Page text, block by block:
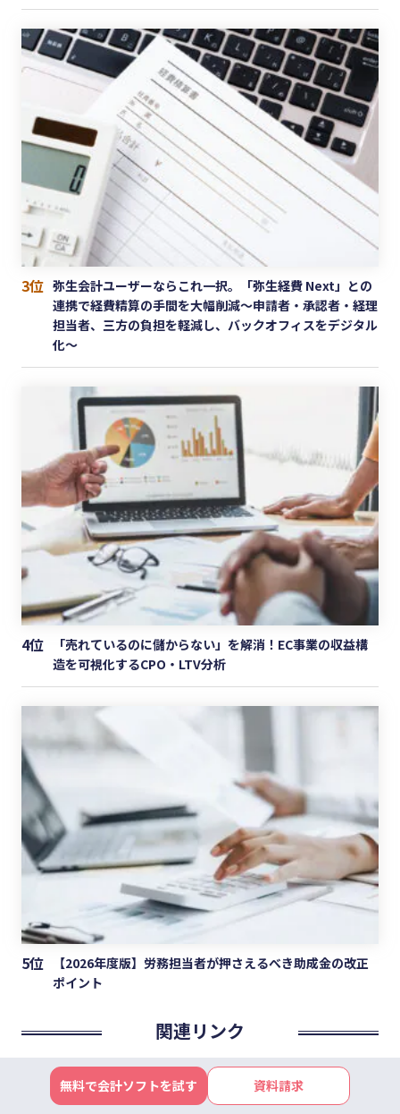
3位 弥生会計ユーザーならこれ一択。「弥生経費 Next」との
連携で経費精算の手間を大幅削減〜申請者・承認者・経理
担当者、三方の負担を軽減し、バックオフィスをデジタル
化〜
4位
「売れているのに儲からない」を解消！EC事業の収益構
造を可視化するCPO・LTV分析
5位
【2026年度版】労務担当者が押さえるべき助成金の改正
ポイント
関連リンク
弥生公式サイト
弥生株式会社 公式Facebook
無料で会計ソフトを試す 資料請求